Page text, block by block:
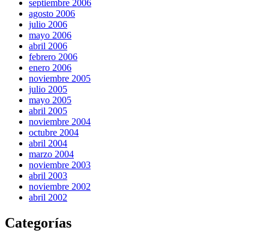
septiembre 2006
agosto 2006
julio 2006
mayo 2006
abril 2006
febrero 2006
enero 2006
noviembre 2005
julio 2005
mayo 2005
abril 2005
noviembre 2004
octubre 2004
abril 2004
marzo 2004
noviembre 2003
abril 2003
noviembre 2002
abril 2002
Categorías